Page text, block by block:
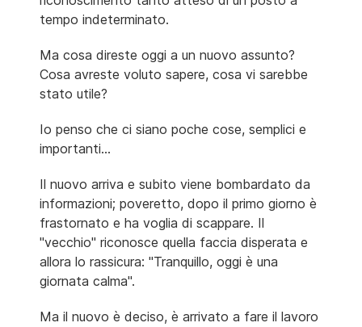
tempo indeterminato.
Ma cosa direste oggi a un nuovo assunto?
Cosa avreste voluto sapere, cosa vi sarebbe
stato utile?
Io penso che ci siano poche cose, semplici e
importanti...
Il nuovo arriva e subito viene bombardato da
informazioni; poveretto, dopo il primo giorno è
frastornato e ha voglia di scappare. Il
"vecchio" riconosce quella faccia disperata e
allora lo rassicura: "Tranquillo, oggi è una
giornata calma".
Ma il nuovo è deciso, è arrivato a fare il lavoro